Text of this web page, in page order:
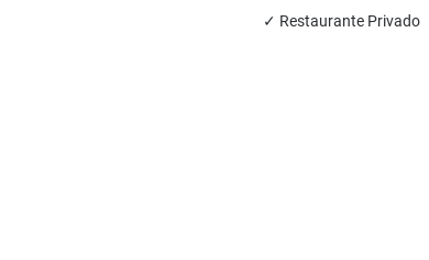
✓ Restaurante Privado